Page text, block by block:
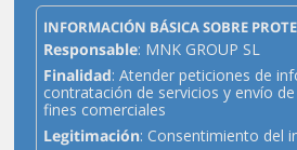
INFORMACIÓN BÁSICA SOBRE
Responsable: MNK GROUP SL
Finalidad: Atender peticiones de
contratación de servicios y envío
fines comerciales
Legitimación: Consentimiento del